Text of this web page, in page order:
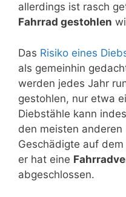
allerdings ist rasch
Fahrrad gestohlen
Das Risiko eines
als gemeinhin
werden jedes Jahr
gestohlen, nur etwa
Diebstähle kann
den meisten
Geschädigte auf
er hat eine
abgeschlossen.